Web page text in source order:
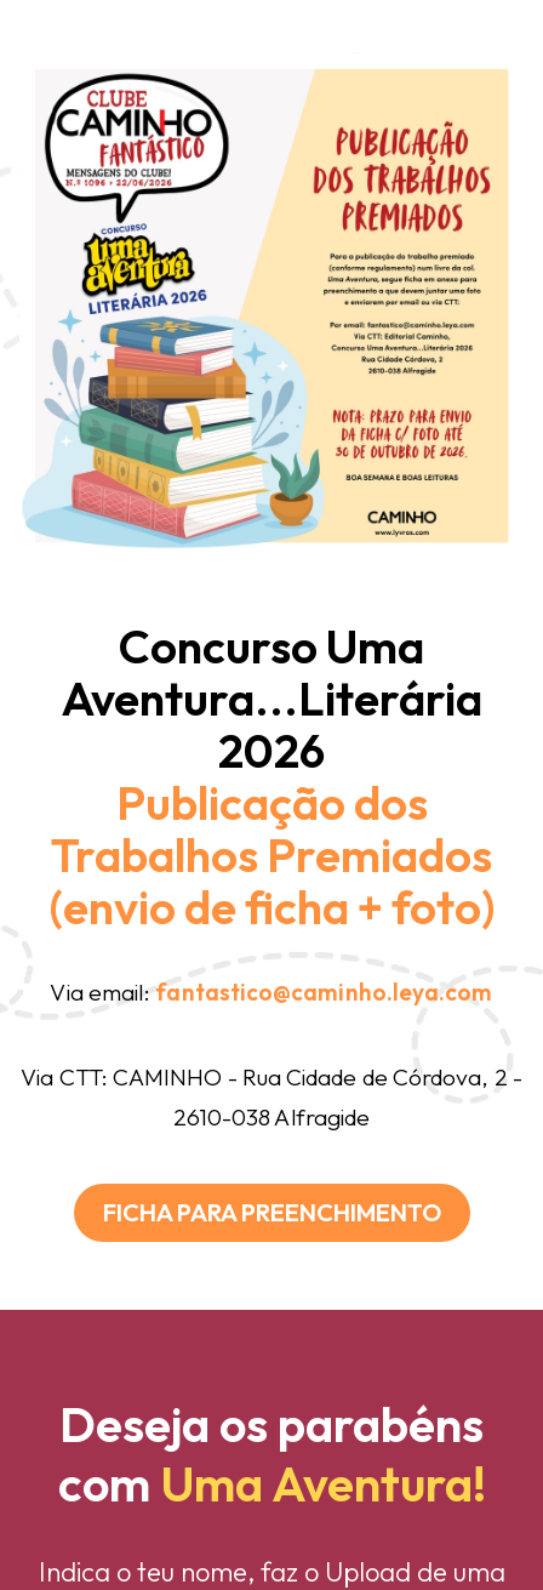
Concurso Uma
Aventura...Literária
2026
Publicação dos
Trabalhos Premiados
(envio de ficha + foto)
Via email:fantastico@caminho.leya.com
Via CTT: CAMINHO - Rua Cidade de Córdova, 2 -
2610-038 Alfragide
FICHA PARA PREENCHIMENTO
Deseja os parabéns
com Uma Aventura!
Indica o teu nome, faz o Upload de uma